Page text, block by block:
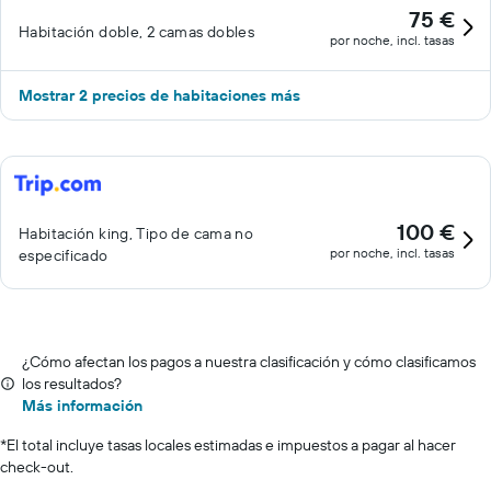
Habitación doble, 2 camas dobles 75 €
por noche, incl. tasas
Mostrar 2 precios de habitaciones más
Habitación king, Tipo de cama no
especificado
100 €
por noche, incl. tasas
¿Cómo afectan los pagos a nuestra clasificación y cómo clasificamos
los resultados?
Más información
*El total incluye tasas locales estimadas e impuestos a pagar al hacer
check-out.